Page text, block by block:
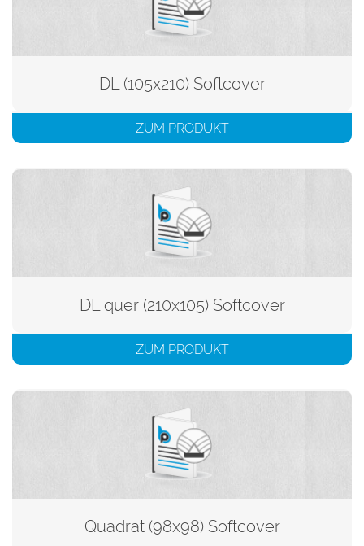
DL (105x210) Softcover
ZUM PRODUKT
DL quer (210x105) Softcover
ZUM PRODUKT
Quadrat (98x98) Softcover